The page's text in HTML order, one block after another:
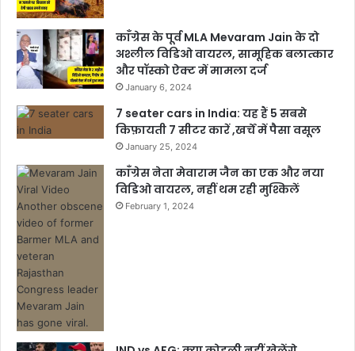
काँग्रेस के पूर्व MLA Mevaram Jain के दो
अश्लील विडिओ वायरल, सामूहिक बलात्कार
और पॉस्को ऐक्ट में मामला दर्ज
January 6, 2024
7 seater cars in India: यह हैं 5 सबसे
किफ़ायती 7 सीटर कारें ,खर्चें में पैसा वसूल
January 25, 2024
काँग्रेस नेता मेवाराम जैन का एक और नया
विडिओ वायरल, नहीं थम रही मुश्किलें
February 1, 2024